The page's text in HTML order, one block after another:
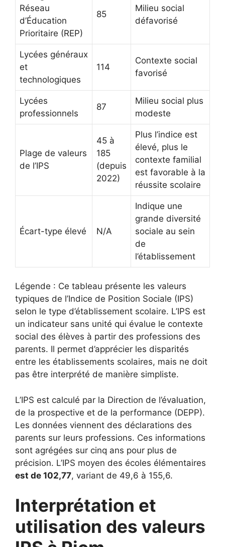
Réseau
d’Éducation
Prioritaire (REP)
85
Milieu social
défavorisé
Lycées généraux
et
technologiques
114
Contexte social
favorisé
Lycées
professionnels
87
Milieu social plus
modeste
Plage de valeurs
de l’IPS
45 à
185
(depuis
2022)
Plus l’indice est
élevé, plus le
contexte familial
est favorable à la
réussite scolaire
Écart-type élevé N/A
Indique une
grande diversité
sociale au sein
de
l’établissement
Légende : Ce tableau présente les valeurs
typiques de l’Indice de Position Sociale (IPS)
selon le type d’établissement scolaire. L’IPS est
un indicateur sans unité qui évalue le contexte
social des élèves à partir des professions des
parents. Il permet d’apprécier les disparités
entre les établissements scolaires, mais ne doit
pas être interprété de manière simpliste.
L’IPS est calculé par la Direction de l’évaluation,
de la prospective et de la performance (DEPP).
Les données viennent des déclarations des
parents sur leurs professions. Ces informations
sont agrégées sur cinq ans pour plus de
précision. L’IPS moyen des écoles élémentaires
est de 102,77, variant de 49,6 à 155,6.
Interprétation et
utilisation des valeurs